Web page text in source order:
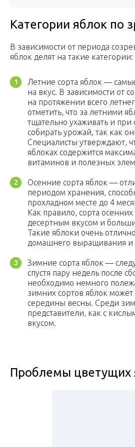
Категории яблок по
В зависимости от периода
яблок делят на такие категории:
Летние сорта яблок —
на вкус. В зависимости от
на протяжении всего
отметить, что за летними
тщательно ухаживать и при
собирать урожай, так как
Специалисты утверждают,
яблоках содержится
витаминов и полезных
Осенние сорта яблок —
периодом хранения,
прохладном месте до 4
Как правило, сорта
десертным вкусом и
Такие яблоки очень
домашнего выращивания и
Зимние сорта яблок —
спустя пару недель после
необходимо немного
зимних сортов яблок может
середины весны. Среди
представители, как с
вкусом.
Проблемы цветущих